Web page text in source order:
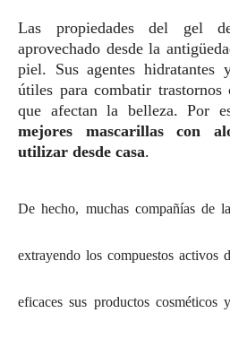
Las propiedades del gel
aprovechado desde la
piel. Sus agentes hidratantes
útiles para combatir trastornos
que afectan la belleza. Por
mejores mascarillas con
utilizar desde casa.
De hecho, muchas compañías de
extrayendo los compuestos activos
eficaces sus productos cosméticos